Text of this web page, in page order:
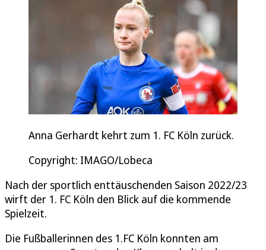
Anna Gerhardt kehrt zum 1. FC Köln zurück.
Copyright: IMAGO/Lobeca
Nach der sportlich enttäuschenden Saison 2022/23
wirft der 1. FC Köln den Blick auf die kommende
Spielzeit.
Die Fußballerinnen des 1.FC Köln konnten am